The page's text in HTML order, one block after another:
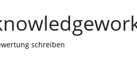
schreiben